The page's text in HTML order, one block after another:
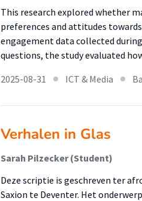
This research explored whether
preferences and attitudes
engagement data collected
questions, the study evaluated
2025-08-31
ICT & Media
Verhalen in Glas
Sarah Pilzecker (Student)
Deze scriptie is geschreven ter
Saxion te Deventer. Het